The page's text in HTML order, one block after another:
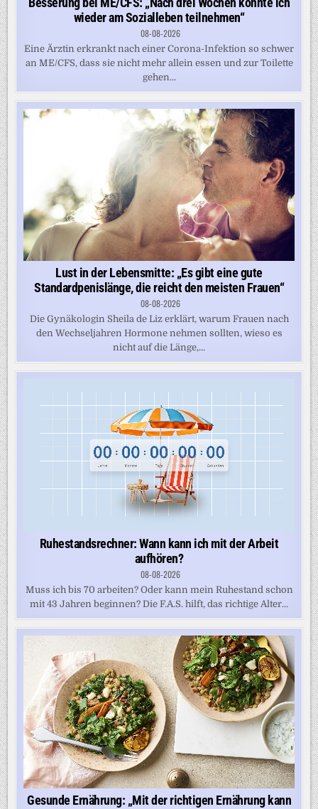
wieder am Sozialleben teilnehmen“
08-08-2026
Eine Ärztin erkrankt nach einer Corona-Infektion so schwer
an ME/CFS, dass sie nicht mehr allein essen und zur Toilette
gehen...
Lust in der Lebensmitte: „Es gibt eine gute
Standardpenislänge, die reicht den meisten Frauen“
08-08-2026
Die Gynäkologin Sheila de Liz erklärt, warum Frauen nach
den Wechseljahren Hormone nehmen sollten, wieso es
nicht auf die Länge,...
Ruhestandsrechner: Wann kann ich mit der Arbeit
aufhören?
08-08-2026
Muss ich bis 70 arbeiten? Oder kann mein Ruhestand schon
mit 43 Jahren beginnen? Die F.A.S. hilft, das richtige Alter...
Gesunde Ernährung: „Mit der richtigen Ernährung kann